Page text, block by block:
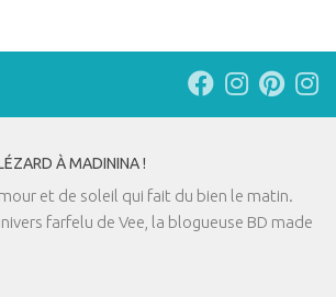
À MADININA !
et de soleil qui fait du bien le matin.
farfelu de Vee, la blogueuse BD made